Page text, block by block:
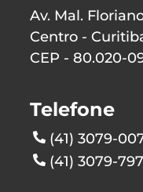
Av. Mal.
Centro -
CEP - 80.020-
Telefone
(41) 3079-
(41) 3079-